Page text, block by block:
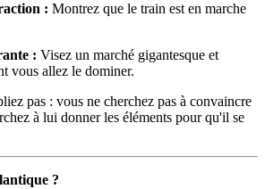
: Montrez que le train est en marche
: Visez un marché gigantesque et
vous allez le dominer.
pas : vous ne cherchez pas à convaincre
à lui donner les éléments pour qu'il se
?